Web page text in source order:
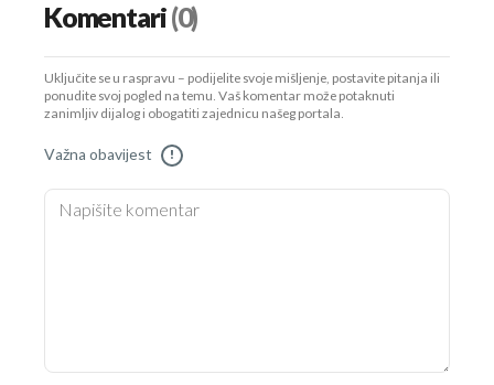
Komentari(0)
Uključite se u raspravu – podijelite svoje mišljenje, postavite pitanja ili
ponudite svoj pogled na temu. Vaš komentar može potaknuti
zanimljiv dijalog i obogatiti zajednicu našeg portala.
Važna obavijest !